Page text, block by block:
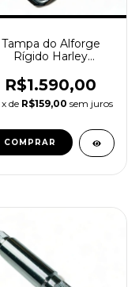
Tampa do Alforge
Rígido Harley
24 6,5
R$1.590,00
x de R$159,00 sem juros